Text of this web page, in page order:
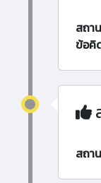
สถา
ข้อคิ
สถา